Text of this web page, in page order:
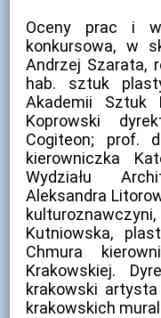
Oceny prac i
konkursowa, w
Andrzej Szarata,
hab. sztuk
Akademii Sztuk
Koprowski
Cogiteon; prof.
kierowniczka
Wydziału
Aleksandra
Kutniowska,
Chmura
Krakowskiej.
krakowski
krakowskich